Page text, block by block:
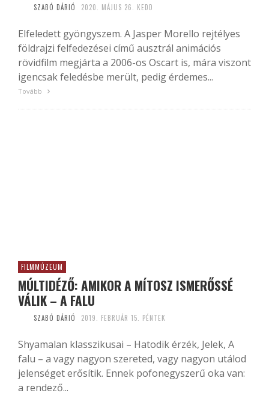
SZABÓ DÁRIÓ 2020. MÁJUS 26. KEDD
Elfeledett gyöngyszem. A Jasper Morello rejtélyes
földrajzi felfedezései című ausztrál animációs
rövidfilm megjárta a 2006-os Oscart is, mára viszont
igencsak feledésbe merült, pedig érdemes...
Tovább
FILMMÚZEUM
MÚLTIDÉZŐ: AMIKOR A MÍTOSZ ISMERŐSSÉ
VÁLIK – A FALU
SZABÓ DÁRIÓ 2019. FEBRUÁR 15. PÉNTEK
Shyamalan klasszikusai – Hatodik érzék, Jelek, A
falu – a vagy nagyon szereted, vagy nagyon utálod
jelenséget erősítik. Ennek pofonegyszerű oka van:
a rendező...